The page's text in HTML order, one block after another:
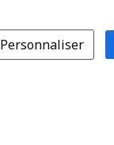
Personnaliser